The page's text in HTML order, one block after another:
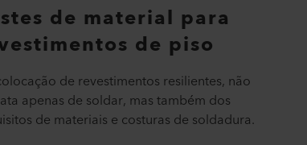
de material para
de piso
de revestimentos resilientes, não
apenas de soldar, mas também dos
de materiais e costuras de soldadura.